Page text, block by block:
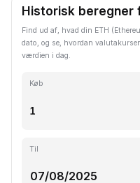
Historisk beregner
Find ud af, hvad din ETH
dato, og se, hvordan
værdien i dag.
Køb
Til